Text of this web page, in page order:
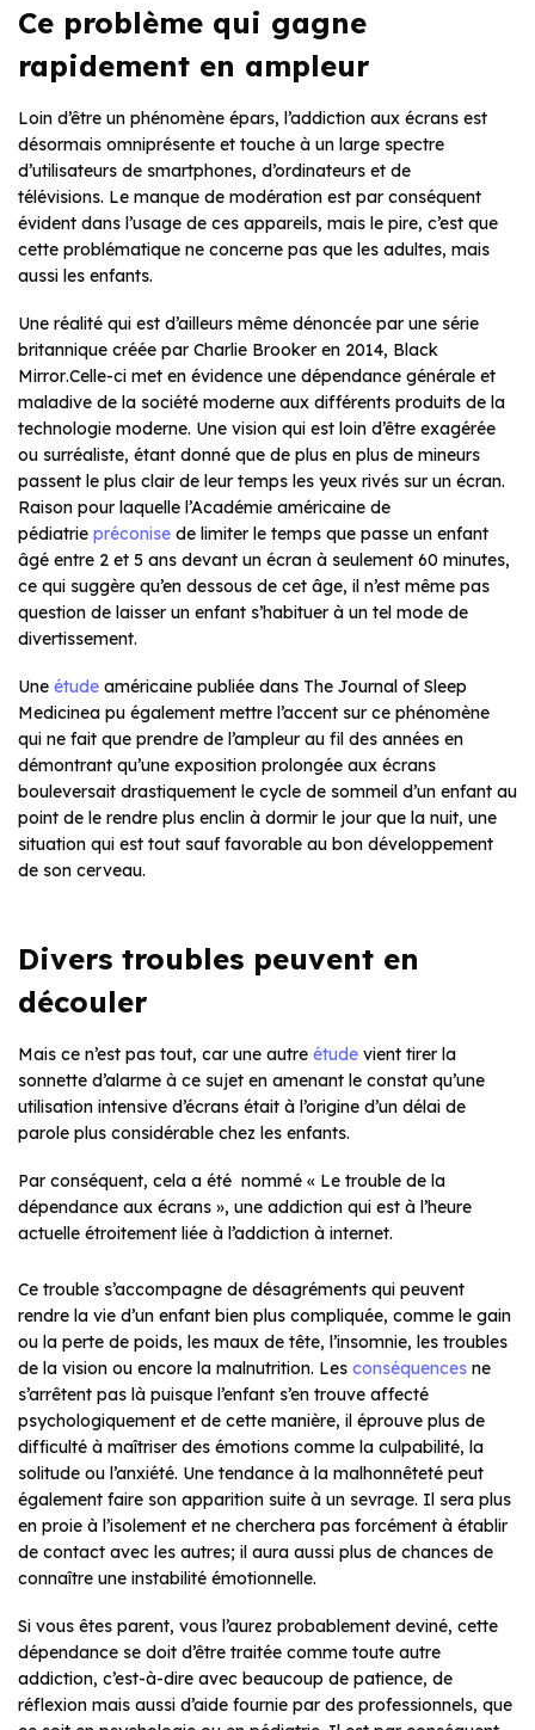
Ce problème qui gagne
rapidement en ampleur
Loin d’être un phénomène épars, l’addiction aux écrans est
désormais omniprésente et touche à un large spectre
d’utilisateurs de smartphones, d’ordinateurs et de
télévisions. Le manque de modération est par conséquent
évident dans l’usage de ces appareils, mais le pire, c’est que
cette problématique ne concerne pas que les adultes, mais
aussi les enfants.
Une réalité qui est d’ailleurs même dénoncée par une série
britannique créée par Charlie Brooker en 2014, Black
Mirror.Celle-ci met en évidence une dépendance générale et
maladive de la société moderne aux différents produits de la
technologie moderne. Une vision qui est loin d’être exagérée
ou surréaliste, étant donné que de plus en plus de mineurs
passent le plus clair de leur temps les yeux rivés sur un écran.
Raison pour laquelle l’Académie américaine de
pédiatrie préconise de limiter le temps que passe un enfant
âgé entre 2 et 5 ans devant un écran à seulement 60 minutes,
ce qui suggère qu’en dessous de cet âge, il n’est même pas
question de laisser un enfant s’habituer à un tel mode de
divertissement.
Une étude américaine publiée dans The Journal of Sleep
Medicinea pu également mettre l’accent sur ce phénomène
qui ne fait que prendre de l’ampleur au fil des années en
démontrant qu’une exposition prolongée aux écrans
bouleversait drastiquement le cycle de sommeil d’un enfant au
point de le rendre plus enclin à dormir le jour que la nuit, une
situation qui est tout sauf favorable au bon développement
de son cerveau.
Divers troubles peuvent en
découler
Mais ce n’est pas tout, car une autre étude vient tirer la
sonnette d’alarme à ce sujet en amenant le constat qu’une
utilisation intensive d’écrans était à l’origine d’un délai de
parole plus considérable chez les enfants.
Par conséquent, cela a été nommé « Le trouble de la
dépendance aux écrans », une addiction qui est à l’heure
actuelle étroitement liée à l’addiction à internet.
Ce trouble s’accompagne de désagréments qui peuvent
rendre la vie d’un enfant bien plus compliquée, comme le gain
ou la perte de poids, les maux de tête, l’insomnie, les troubles
de la vision ou encore la malnutrition. Les conséquences ne
s’arrêtent pas là puisque l’enfant s’en trouve affecté
psychologiquement et de cette manière, il éprouve plus de
difficulté à maîtriser des émotions comme la culpabilité, la
solitude ou l’anxiété. Une tendance à la malhonnêteté peut
également faire son apparition suite à un sevrage. Il sera plus
en proie à l’isolement et ne cherchera pas forcément à établir
de contact avec les autres; il aura aussi plus de chances de
connaître une instabilité émotionnelle.
Si vous êtes parent, vous l’aurez probablement deviné, cette
dépendance se doit d’être traitée comme toute autre
addiction, c’est-à-dire avec beaucoup de patience, de
réflexion mais aussi d’aide fournie par des professionnels, que